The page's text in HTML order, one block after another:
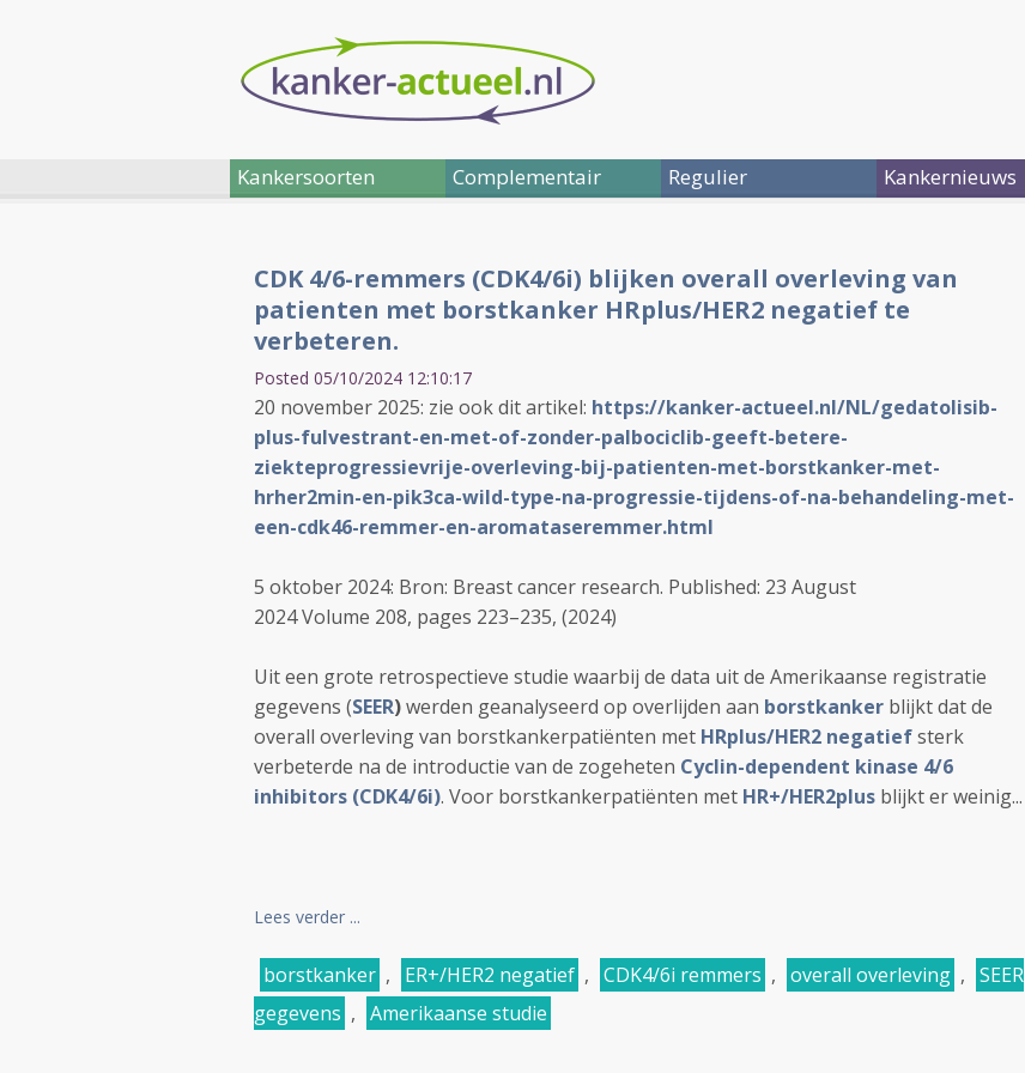
Kankersoorten Complementair Regulier Kankernieuws
CDK 4/6-remmers (CDK4/6i) blijken overall overleving van
patienten met borstkanker HRplus/HER2 negatief te
verbeteren.
Posted 05/10/2024 12:10:17
20 november 2025: zie ook dit artikel: https://kanker-actueel.nl/NL/gedatolisib-
plus-fulvestrant-en-met-of-zonder-palbociclib-geeft-betere-
ziekteprogressievrije-overleving-bij-patienten-met-borstkanker-met-
hrher2min-en-pik3ca-wild-type-na-progressie-tijdens-of-na-behandeling-met-
een-cdk46-remmer-en-aromataseremmer.html
5 oktober 2024: Bron: Breast cancer research. Published: 23 August
2024 Volume 208, pages 223–235, (2024)
Uit een grote retrospectieve studie waarbij de data uit de Amerikaanse registratie
gegevens (SEER)werden geanalyseerd op overlijden aan borstkanker blijkt dat de
overall overleving van borstkankerpatiënten met HRplus/HER2 negatiefsterk
verbeterde na de introductie van de zogeheten Cyclin-dependent kinase 4/6
inhibitors (CDK4/6i). Voor borstkankerpatiënten met HR+/HER2plus blijkt er weinig...
Lees verder ...
borstkanker , ER+/HER2 negatief , CDK4/6i remmers , overall overleving , SEER
gegevens , Amerikaanse studie